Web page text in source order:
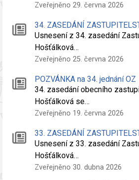
Zveřejněno 29. června 2026
34. ZASEDÁNÍ
Usnesení z 34. zasedání
Hošťálková…
Zveřejněno 25. června 2026
POZVÁNKA na 34. jednání OZ
34. zasedání obecního
Hošťálková se…
Zveřejněno 19. června 2026
33. ZASEDÁNÍ
Usnesení z 33. zasedání
Hošťálková…
Zveřejněno 30. dubna 2026